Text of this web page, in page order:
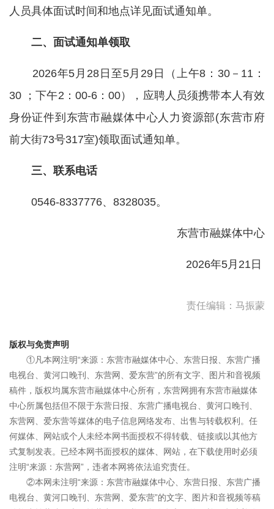
人员具体面试时间和地点详见面试通知单。
二、面试通知单领取
2026年5月28日至5月29日（上午8：30－11：
30 ；下午2：00-6：00），应聘人员须携带本人有效
身份证件到东营市融媒体中心人力资源部(东营市府
前大街73号317室)领取面试通知单。
三、联系电话
0546-8337776、8328035。
东营市融媒体中心
2026年5月21日
责任编辑：马振蒙
版权与免责声明
①凡本网注明“来源：东营市融媒体中心、东营日报、东营广播
电视台、黄河口晚刊、东营网、爱东营”的所有文字、图片和音视频
稿件，版权均属东营市融媒体中心所有，东营网拥有东营市融媒体
中心所属包括但不限于东营日报、东营广播电视台、黄河口晚刊、
东营网、爱东营等媒体的电子信息网络发布、出售与转载权利。任
何媒体、网站或个人未经本网书面授权不得转载、链接或以其他方
式复制发表。已经本网书面授权的媒体、网站，在下载使用时必须
注明“来源：东营网”，违者本网将依法追究责任。
②本网未注明“来源：东营市融媒体中心、东营日报、东营广播
电视台、黄河口晚刊、东营网、爱东营”的文字、图片和音视频等稿